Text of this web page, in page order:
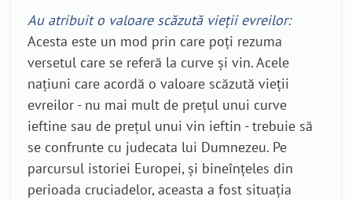
Au atribuit o valoare scăzută vieții evreilor:
Acesta este un mod prin care poți rezuma
versetul care se referă la curve și vin. Acele
națiuni care acordă o valoare scăzută vieții
evreilor - nu mai mult de prețul unui curve
ieftine sau de prețul unui vin ieftin - trebuie să
se confrunte cu judecata lui Dumnezeu. Pe
parcursul istoriei Europei, și bineînțeles din
perioada cruciadelor, aceasta a fost situația